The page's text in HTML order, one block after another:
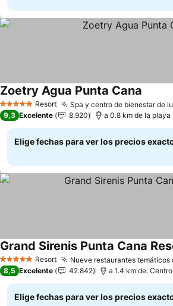
5 Estrellas Resort Spa y centro de bienestar de
Zoetry Agua Punta Cana
9,3 Excelente 8.920 a 0.8 km de la playa
Elige fechas para ver los precios
5 Estrellas Resort Nueve restaurantes temáticos
Grand Sirenis Punta Cana
8,5 Excelente 42.842 a 1.4 km de:
Elige fechas para ver los precios